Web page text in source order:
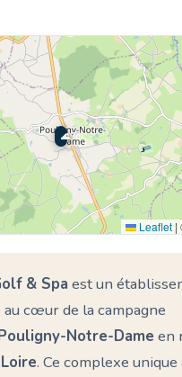
🌊 Ici
Leaflet |
& Spa est un
cœur de la campagne
Notre-Dame en
. Ce complexe unique